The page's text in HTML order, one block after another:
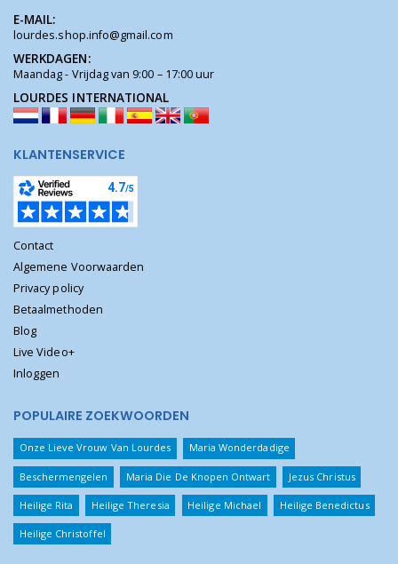
E-MAIL:
lourdes.shop.info@gmail.com
WERKDAGEN:
Maandag - Vrijdag van 9:00 – 17:00 uur
LOURDES INTERNATIONAL
KLANTENSERVICE
Contact
Algemene Voorwaarden
Privacy policy
Betaalmethoden
Blog
Live Video+
Inloggen
POPULAIRE ZOEKWOORDEN
Onze Lieve Vrouw Van Lourdes Maria Wonderdadige
Beschermengelen Maria Die De Knopen Ontwart Jezus Christus
Heilige Rita Heilige Theresia Heilige Michael Heilige Benedictus
Heilige Christoffel